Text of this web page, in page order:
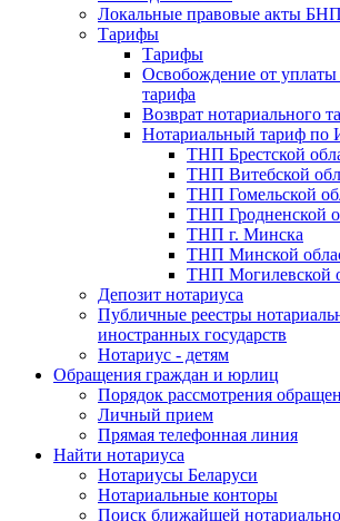
Локальные правовые акты БНП
Тарифы
Тарифы
Освобождение от уплаты
тарифа
Возврат нотариального
Нотариальный тариф по
ТНП Брестской
ТНП Витебской
ТНП Гомельской
ТНП Гродненской
ТНП г. Минска
ТНП Минской
ТНП Могилевской
Депозит нотариуса
Публичные реестры
иностранных государств
Нотариус - детям
Обращения граждан и юрлиц
Порядок рассмотрения
Личный прием
Прямая телефонная линия
Найти нотариуса
Нотариусы Беларуси
Нотариальные конторы
Поиск ближайшей